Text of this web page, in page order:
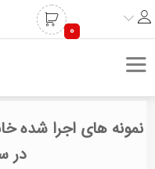
0
نمونه های اجرا شده
در